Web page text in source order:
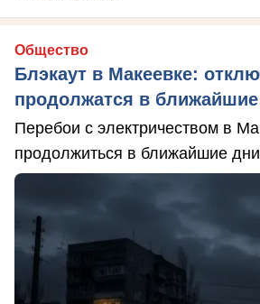
Общество
Блэкаут в Макеевке:
продолжатся в
Перебои с электричеством в
продолжиться в ближайшие дни